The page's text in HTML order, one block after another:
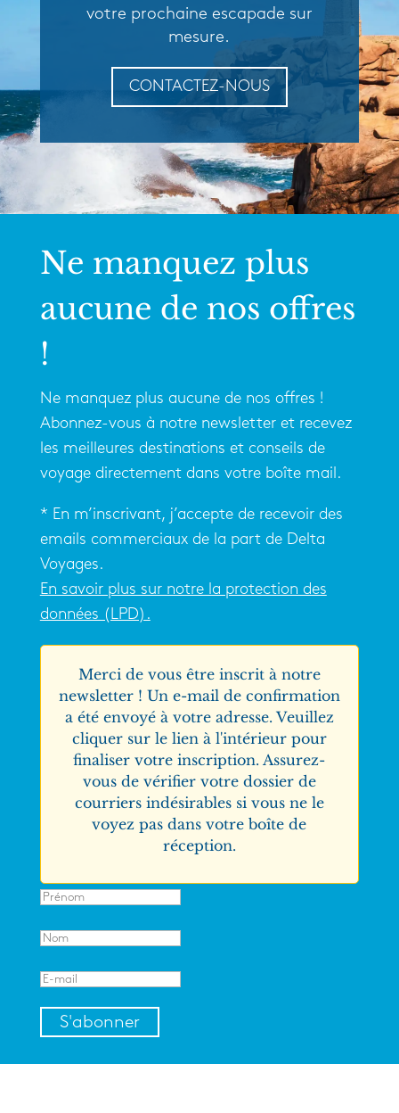
votre prochaine escapade sur
mesure.
CONTACTEZ-NOUS
Ne manquez plus
aucune de nos offres
!
Ne manquez plus aucune de nos offres !
Abonnez-vous à notre newsletter et recevez
les meilleures destinations et conseils de
voyage directement dans votre boîte mail.
* En m’inscrivant, j’accepte de recevoir des
emails commerciaux de la part de Delta
Voyages.
En savoir plus sur notre la protection des
données (LPD).
Merci de vous être inscrit à notre
newsletter ! Un e-mail de confirmation
a été envoyé à votre adresse. Veuillez
cliquer sur le lien à l'intérieur pour
finaliser votre inscription. Assurez-
vous de vérifier votre dossier de
courriers indésirables si vous ne le
voyez pas dans votre boîte de
réception.
S'abonner